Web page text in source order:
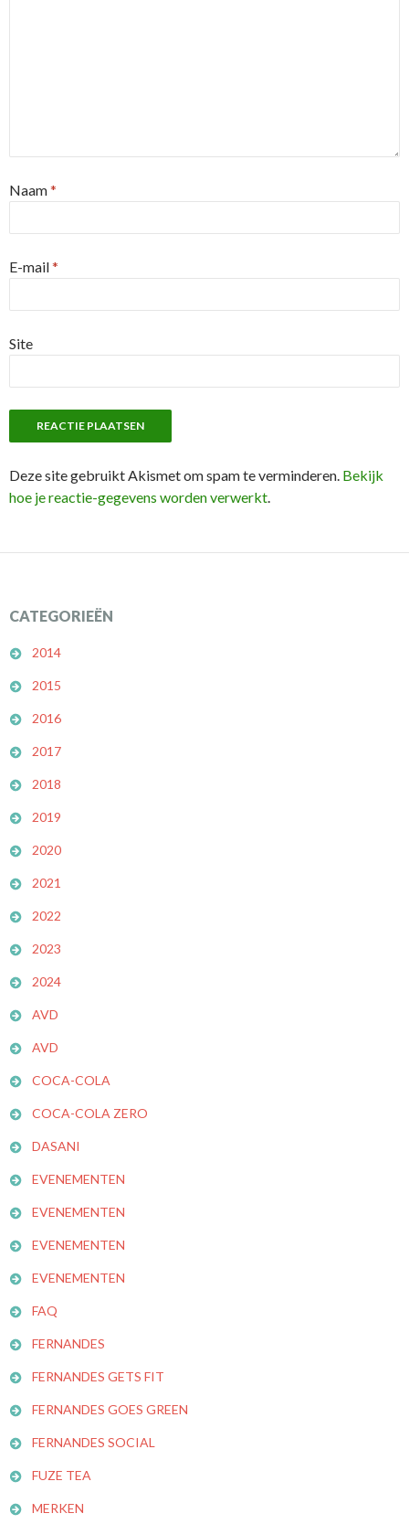
Naam*
E-mail*
Site
Deze site gebruikt Akismet om spam te verminderen. Bekijk
hoe je reactie-gegevens worden verwerkt.
CATEGORIEËN
2014
2015
2016
2017
2018
2019
2020
2021
2022
2023
2024
AVD
AVD
COCA-COLA
COCA-COLA ZERO
DASANI
EVENEMENTEN
EVENEMENTEN
EVENEMENTEN
EVENEMENTEN
FAQ
FERNANDES
FERNANDES GETS FIT
FERNANDES GOES GREEN
FERNANDES SOCIAL
FUZE TEA
MERKEN